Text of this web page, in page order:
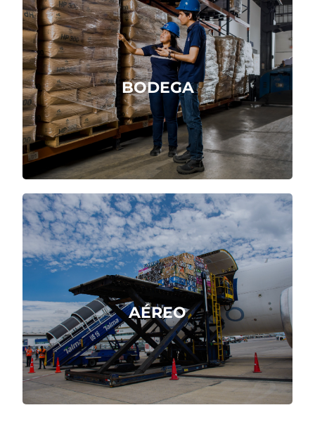
BODEGA
Recepción, almacenamiento y envío de
productos.
Cotizar Ahora
AÉREO
Importa y exporta ágilmente en los
aeropuertos del mundo.
Cotizar Ahora